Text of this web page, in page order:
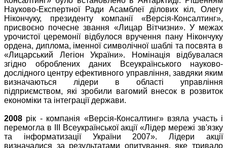
Науково-Експертної Ради Асамблеї ділових кіл, Олегу
Нікончуку, президенту компанії «Версія-Консалтинг»,
присвоєно почесне звання «Лицар Вітчизни». У межах
урочистої церемонії відбулося вручення пану Нікончуку
ордена, диплома, іменної символічної шаблі та посвята в
«Лицарський Легіон України». Номінація відбувалася
згідно оброблених даних Всеукраїнського науково-
дослідного центру ефективного управління, завдяки яким
визначаються лідери в області управління
підприємством, які зробили вагомий внесок в розвиток
економіки та інтеграції держави.
2008 рік - компанія «Версія-Консалтинг» взяла участь і
перемогла в III Всеукраїнської акції «Лідер мережі зв'язку
та інформатизації України 2007». Лідери акції
визначалися за результатами опитування, яке тривало